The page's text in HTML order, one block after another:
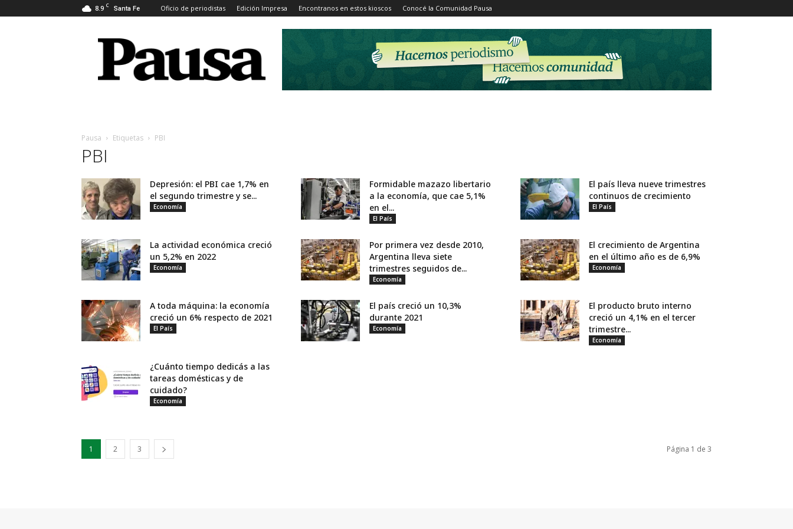
8.9 C Santa Fe Oficio de periodistas Edición Impresa Encontranos en estos kioscos Conocé la Comunidad Pausa
Pausa
Pausa Etiquetas PBI
PBI
Depresión: el PBI cae 1,7% en
el segundo trimestre y se...
Economía
Formidable mazazo libertario
a la economía, que cae 5,1%
en el...
El País
El país lleva nueve trimestres
continuos de crecimiento
El País
La actividad económica creció
un 5,2% en 2022
Economía
Por primera vez desde 2010,
Argentina lleva siete
trimestres seguidos de...
Economía
El crecimiento de Argentina
en el último año es de 6,9%
Economía
A toda máquina: la economía
creció un 6% respecto de 2021
El País
El país creció un 10,3%
durante 2021
Economía
El producto bruto interno
creció un 4,1% en el tercer
trimestre...
Economía
¿Cuánto tiempo dedicás a las
tareas domésticas y de
cuidado?
Economía
1 2 3 Página 1 de 3